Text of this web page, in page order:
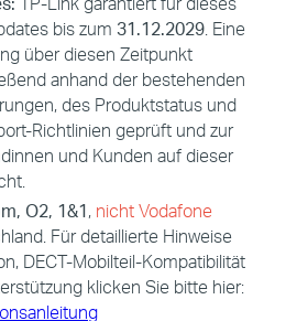
bis zum 31.12.2029 . Eine
über diesen Zeitpunkt
anhand der bestehenden
des Produktstatus und
Richtlinien geprüft und zur
und Kunden auf dieser
O2, 1&1, nicht Vodafone
. Für detaillierte Hinweise
DECT-Mobilteil-Kompatibilität
klicken Sie bitte hier: